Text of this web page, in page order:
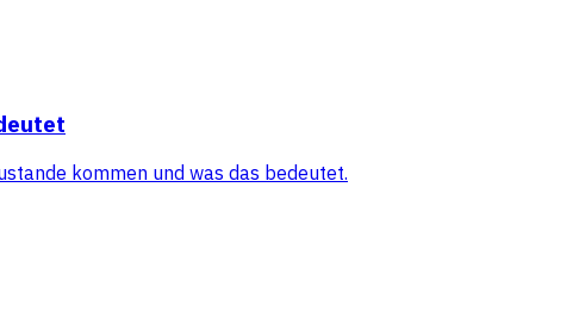
kommen und was das bedeutet.